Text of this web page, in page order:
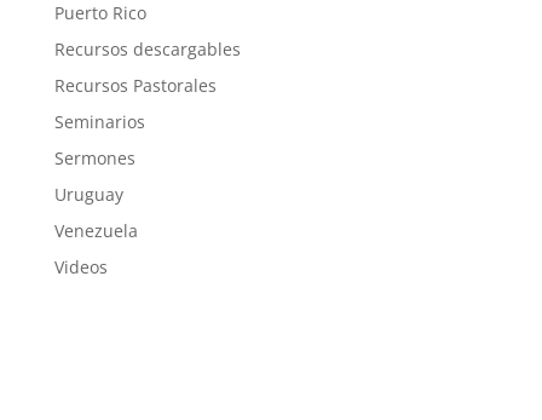
Puerto Rico
Recursos descargables
Recursos Pastorales
Seminarios
Sermones
Uruguay
Venezuela
Videos